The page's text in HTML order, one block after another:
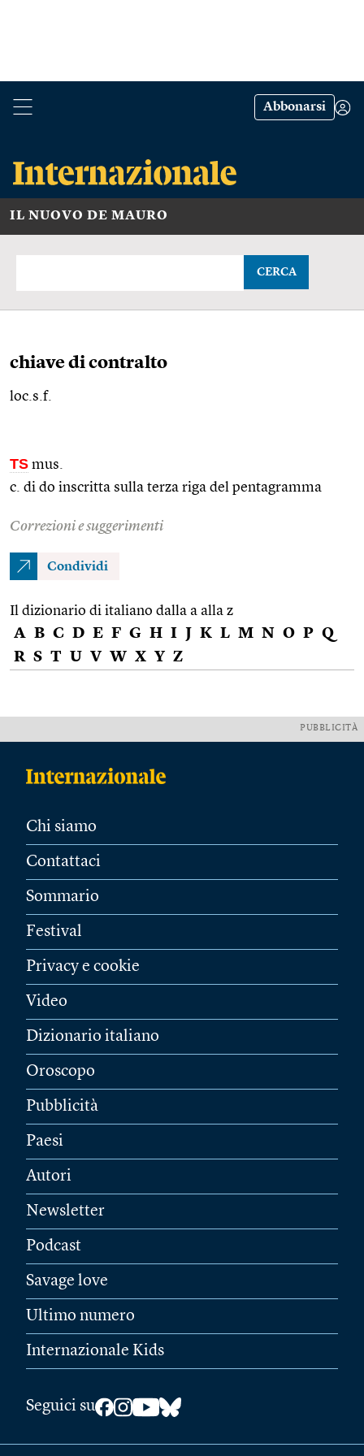
Abbonarsi
IL NUOVO DE MAURO
CERCA
chiave di contralto
loc.s.f.
TS mus.
c. di do inscritta sulla terza riga del pentagramma
Correzioni e suggerimenti
Condividi
Il dizionario di italiano dalla a alla z
A B C D E F G H I J K L M N O P Q
R S T U V W X Y Z
PUBBLICITÀ
Chi siamo
Contattaci
Sommario
Festival
Privacy e cookie
Video
Dizionario italiano
Oroscopo
Pubblicità
Paesi
Autori
Newsletter
Podcast
Savage love
Ultimo numero
Internazionale Kids
Seguici su